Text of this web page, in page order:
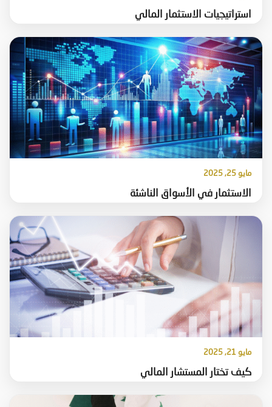
استراتيجيات الاستثمار المالي
الاستثمار في الأسواق الناشئة
مايو 25, 2025
كيف تختار المستشار المالي
مايو 21, 2025